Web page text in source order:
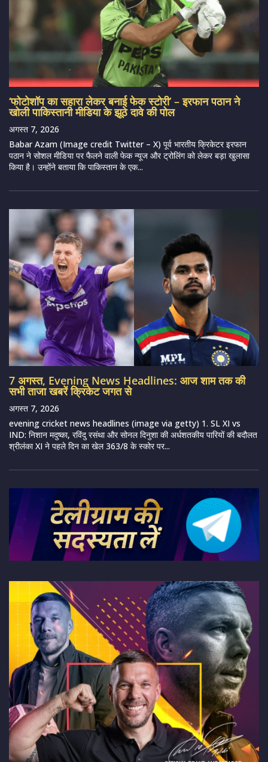
‘फोटोशॉप का सहारा लेकर बनाई फेक स्टोरी’ – इरफान पठान ने
खोली पाकिस्तानी मीडिया के झूठे दावे की पोल
अगस्त 7, 2026
Babar Azam (Image credit Twitter – X) पूर्व भारतीय क्रिकेटर इरफान
पठान ने सोशल मीडिया पर फैलने वाली फेक न्यूज और ट्रोलिंग को लेकर बड़ा खुलासा
किया है। उन्होंने बताया कि पाकिस्तान के एक...
7 अगस्त, Evening News Headlines: आज शाम तक की
सभी ताजा खबरें क्रिकेट जगत से
अगस्त 7, 2026
evening cricket news headlines (image via getty) 1. SL XI vs
IND: निशान मदुष्का, रविंदु रसंथा और सोनल दिनुशा की अर्धशतकीय पारियों की बदौलत
श्रीलंका XI ने पहले दिन का खेल 363/8 के स्कोर पर...